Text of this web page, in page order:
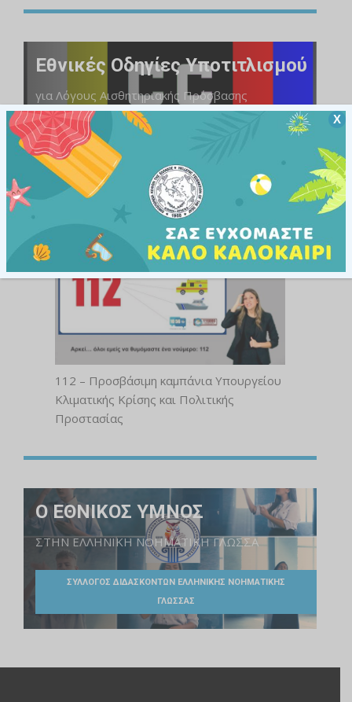
Εθνικές Οδηγίες Υποτιτλισμού
για Λόγους Αισθητηριακής Πρόσβασης
ΕΛΛΗΝΙΚΗ ΤΗΛΕΟΡΑΣΗ
112 – Προσβάσιμη καμπάνια Υπουργείου
Κλιματικής Κρίσης και Πολιτικής
Προστασίας
Ο ΕΘΝΙΚΟΣ ΥΜΝΟΣ
ΣΤΗΝ ΕΛΛΗΝΙΚΗ ΝΟΗΜΑΤΙΚΗ ΓΛΩΣΣΑ
ΣΥΛΛΟΓΟΣ ΔΙΔΑΣΚΟΝΤΩΝ ΕΛΛΗΝΙΚΗΣ ΝΟΗΜΑΤΙΚΗΣ
ΓΛΩΣΣΑΣ
Χ